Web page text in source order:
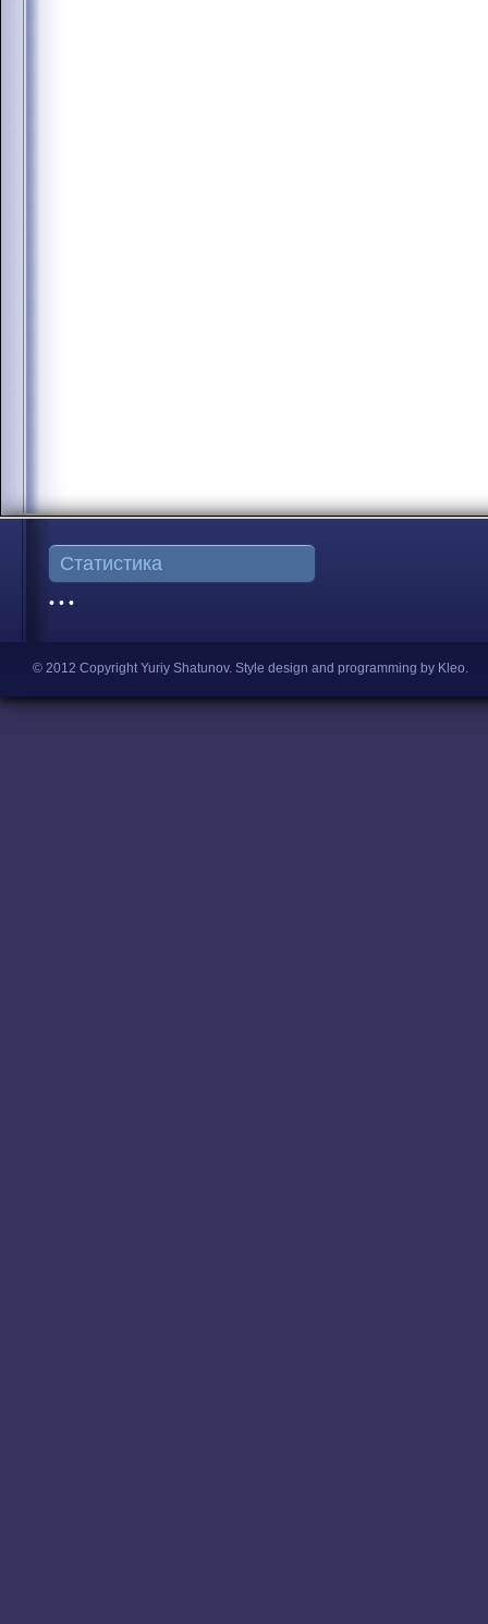
Статистика
• • •
© 2012 Copyright Yuriy Shatunov. Style design and programming by Kleo.